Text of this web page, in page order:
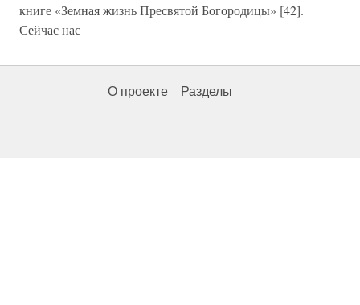
книге «Земная жизнь Пресвятой Богородицы» [42].
Сейчас нас
О проекте Разделы